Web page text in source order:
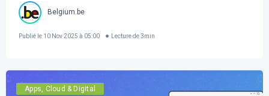
Belgium.be
Publié le 10 Nov 2025 à 05:00 Lecture de 3min
Apps, Cloud & Digital